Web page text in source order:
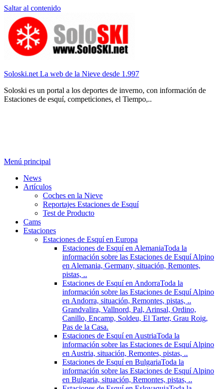
Saltar al contenido
Soloski.net La web de la Nieve desde 1.997
Soloski es un portal a los deportes de inverno, con información de
Estaciones de esquí, competiciones, el Tiempo,..
Menú principal
News
Artículos
Coches en la Nieve
Reportajes Estaciones de Esquí
Test de Producto
Cams
Estaciones
Estaciones de Esquí en Europa
Estaciones de Esquí en AlemaniaToda la
información sobre las Estaciones de Esquí Alpino
en Alemania, Germany, situación, Remontes,
pistas, ..
Estaciones de Esquí en AndorraToda la
información sobre las Estaciones de Esquí Alpino
en Andorra, situación, Remontes, pistas, ..
Grandvalira, Vallnord, Pal, Arinsal, Ordino,
Canillo, Encamp, Soldeu, El Tarter, Grau Roig,
Pas de la Casa.
Estaciones de Esquí en AustriaToda la
información sobre las Estaciones de Esquí Alpino
en Austria, situación, Remontes, pistas, ..
Estaciones de Esquí en BulgariaToda la
información sobre las Estaciones de Esquí Alpino
en Bulgaria, situación, Remontes, pistas, ..